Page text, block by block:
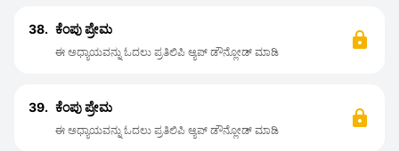
38. ಕೆಂಪು ಪ್ರೇಮ
ಈ ಅಧ್ಯಾಯವನ್ನು ಓದಲು ಪ್ರತಿಲಿಪಿ ಆ್ಯಪ್ ಡೌನ್ಲೋಡ್ ಮಾಡಿ
39. ಕೆಂಪು ಪ್ರೇಮ
ಈ ಅಧ್ಯಾಯವನ್ನು ಓದಲು ಪ್ರತಿಲಿಪಿ ಆ್ಯಪ್ ಡೌನ್ಲೋಡ್ ಮಾಡಿ